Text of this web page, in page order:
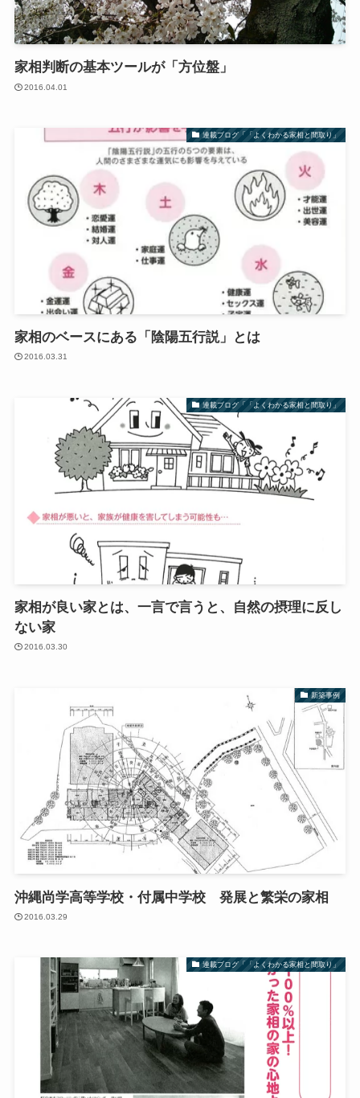
家相判断の基本ツールが「方位盤」
2016.04.01
連載ブログ「「よくわかる家相と間取り」
家相のベースにある「陰陽五行説」とは
2016.03.31
連載ブログ「「よくわかる家相と間取り」
家相が良い家とは、一言で言うと、自然の摂理に反し
ない家
2016.03.30
新築事例
沖縄尚学高等学校・付属中学校 発展と繁栄の家相
2016.03.29
連載ブログ「「よくわかる家相と間取り」